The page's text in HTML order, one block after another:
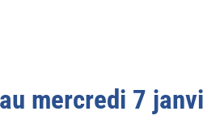
mercredi 7